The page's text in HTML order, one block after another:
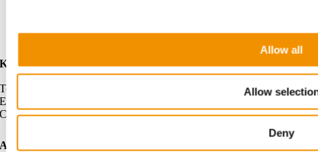
Allow all
Allow
Deny
Kontakt
Telefon: +45 7026 5126
E-mail: post@pluss.dk
CVR: 26317029
Aarhus